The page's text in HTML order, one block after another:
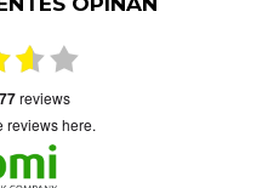
reviews
reviews here.